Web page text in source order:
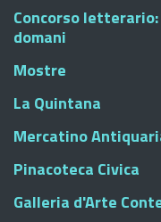
Concorso
domani
Mostre
La Quintana
Mercatino
Pinacoteca Civica
Galleria d'Arte